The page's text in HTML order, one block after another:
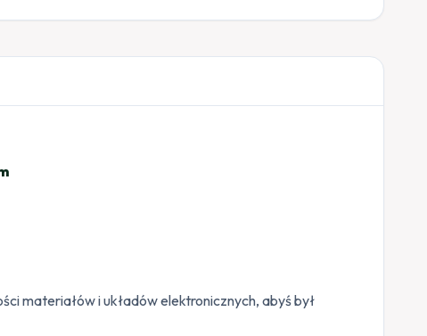
materiałów i układów elektronicznych, abyś był